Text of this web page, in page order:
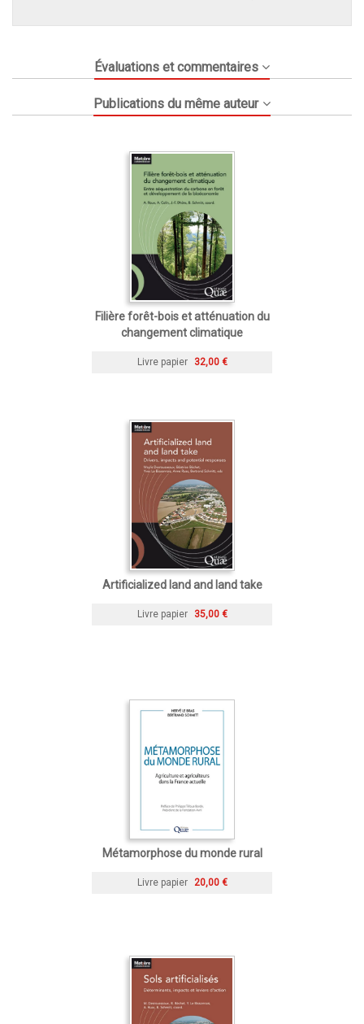
Évaluations et commentaires
Publications du même auteur
Filière forêt-bois et atténuation du
changement climatique
Livre papier 32,00 €
Artificialized land and land take
Livre papier 35,00 €
Métamorphose du monde rural
Livre papier 20,00 €